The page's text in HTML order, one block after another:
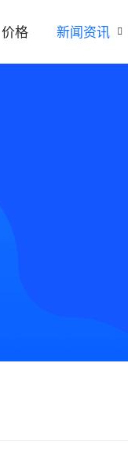
价格 新闻资讯